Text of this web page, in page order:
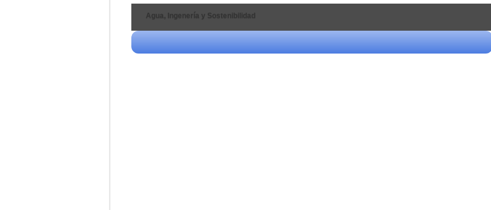
Agua, Ingenería y Sostenibilidad